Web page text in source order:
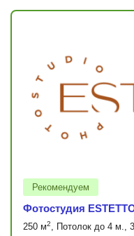
Рекомендуем
Фотостудия
250 м2, Потолок до 4 м.,